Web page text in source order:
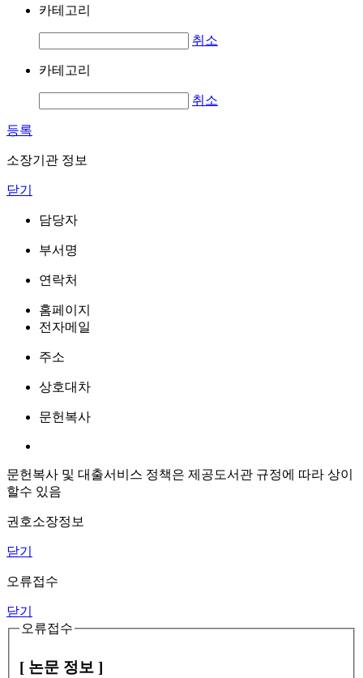
카테고리
취소
카테고리
취소
등록
소장기관 정보
닫기
담당자
부서명
연락처
홈페이지
전자메일
주소
상호대차
문헌복사
문헌복사 및 대출서비스 정책은 제공도서관 규정에 따라 상이
할수 있음
권호소장정보
닫기
오류접수
닫기
오류접수
[ 논문 정보 ]